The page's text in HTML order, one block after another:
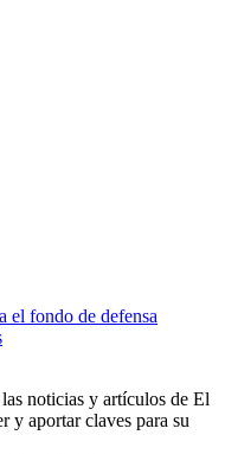
el fondo de defensa
noticias y artículos de El
y aportar claves para su